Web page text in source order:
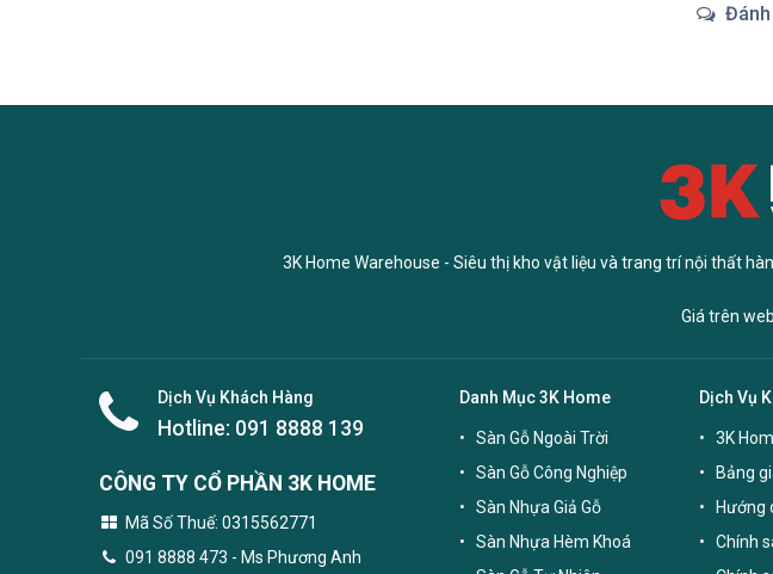
Đánh
3K Home Warehouse - Siêu thị kho vật liệu và trang trí nội thất
Giá trên
Dịch Vụ Khách Hàng
Hotline: 091 8888 139
CÔNG TY CỔ PHẦN 3K HOME
Mã Số Thuế: 0315562771
091 8888 473 - Ms Phương Anh
Danh Mục 3K Home
Sàn Gỗ Ngoài Trời
Sàn Gỗ Công Nghiệp
Sàn Nhựa Giả Gỗ
Sàn Nhựa Hèm Khoá
Dịch Vụ
3K
Bảng
Hướng
Chính